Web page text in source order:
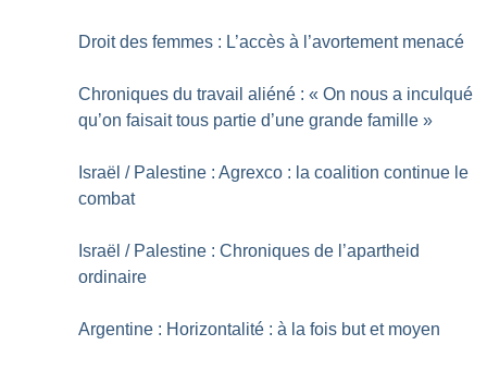
Droit des femmes : L’accès à l’avortement menacé
Chroniques du travail aliéné : « On nous a inculqué
qu’on faisait tous partie d’une grande famille »
Israël / Palestine : Agrexco : la coalition continue le
combat
Israël / Palestine : Chroniques de l’apartheid
ordinaire
Argentine : Horizontalité : à la fois but et moyen